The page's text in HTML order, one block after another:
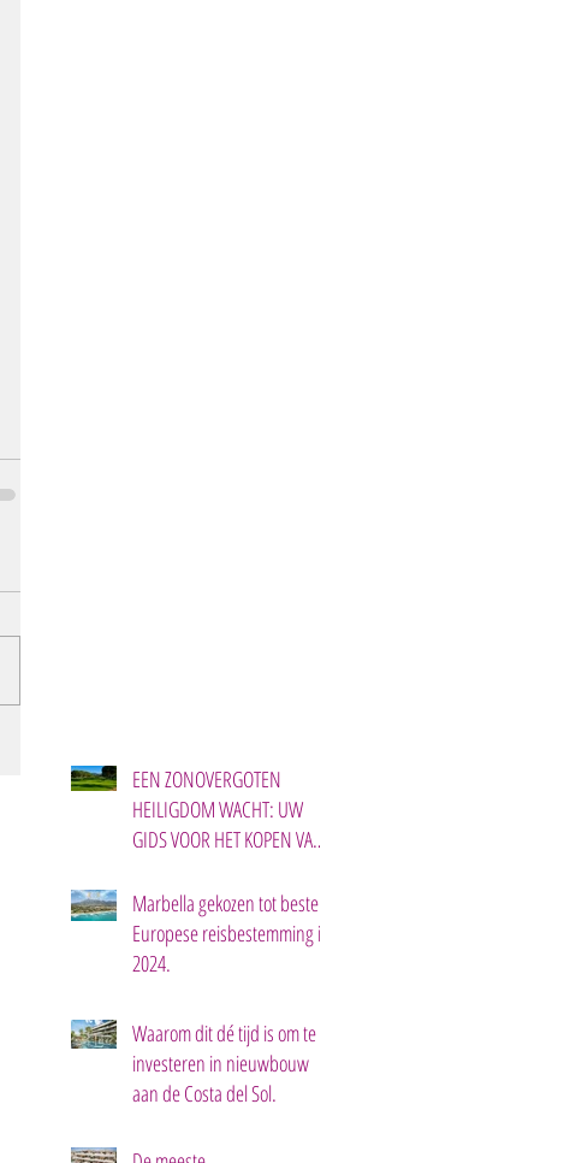
EEN ZONOVERGOTEN
HEILIGDOM WACHT: UW
GIDS VOOR HET KOPEN VAN
MARBELLA.
Marbella gekozen tot beste
Europese reisbestemming in
2024.
Waarom dit dé tijd is om te
investeren in nieuwbouw
aan de Costa del Sol.